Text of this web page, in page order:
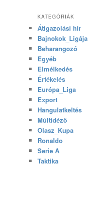
KATEGÓRIÁK
Átigazolási hír
Bajnokok_Ligája
Beharangozó
Egyéb
Elmélkedés
Értékelés
Európa_Liga
Export
Hangulatkeltés
Múltidéző
Olasz_Kupa
Ronaldo
Serie A
Taktika